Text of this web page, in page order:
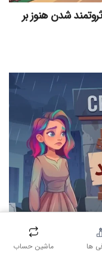
ثروتمند شدن هنوز بر
مقالات عمومی ها ماشین حساب